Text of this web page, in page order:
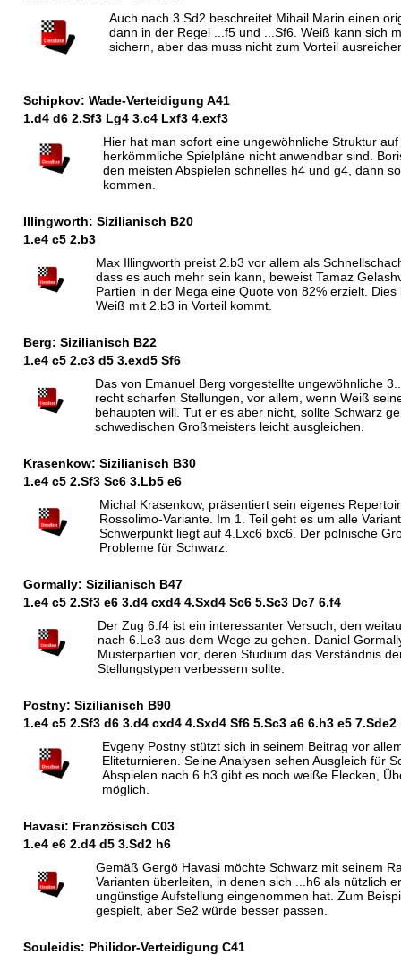
Auch nach 3.Sd2 beschreitet Mihail Marin einen
dann in der Regel ...f5 und ...Sf6. Weiß kann sich
sichern, aber das muss nicht zum Vorteil
Schipkov: Wade-Verteidigung A41
1.d4 d6 2.Sf3 Lg4 3.c4 Lxf3 4.exf3
Hier hat man sofort eine ungewöhnliche Struktur
herkömmliche Spielpläne nicht anwendbar sind.
den meisten Abspielen schnelles h4 und g4, dann
kommen.
Illingworth: Sizilianisch B20
1.e4 c5 2.b3
Max Illingworth preist 2.b3 vor allem als
dass es auch mehr sein kann, beweist Tamaz
Partien in der Mega eine Quote von 82% erzielt.
Weiß mit 2.b3 in Vorteil kommt.
Berg: Sizilianisch B22
1.e4 c5 2.c3 d5 3.exd5 Sf6
Das von Emanuel Berg vorgestellte ungewöhnliche
recht scharfen Stellungen, vor allem, wenn Weiß
behaupten will. Tut er es aber nicht, sollte Schwarz
schwedischen Großmeisters leicht ausgleichen.
Krasenkow: Sizilianisch B30
1.e4 c5 2.Sf3 Sc6 3.Lb5 e6
Michal Krasenkow, präsentiert sein eigenes
Rossolimo-Variante. Im 1. Teil geht es um alle
Schwerpunkt liegt auf 4.Lxc6 bxc6. Der polnische
Probleme für Schwarz.
Gormally: Sizilianisch B47
1.e4 c5 2.Sf3 e6 3.d4 cxd4 4.Sxd4 Sc6 5.Sc3 Dc7 6.f4
Der Zug 6.f4 ist ein interessanter Versuch, den
nach 6.Le3 aus dem Wege zu gehen. Daniel
Musterpartien vor, deren Studium das Verständnis
Stellungstypen verbessern sollte.
Postny: Sizilianisch B90
1.e4 c5 2.Sf3 d6 3.d4 cxd4 4.Sxd4 Sf6 5.Sc3 a6 6.h3 e5 7.Sde2
Evgeny Postny stützt sich in seinem Beitrag vor
Eliteturnieren. Seine Analysen sehen Ausgleich für
Abspielen nach 6.h3 gibt es noch weiße Flecken,
möglich.
Havasi: Französisch C03
1.e4 e6 2.d4 d5 3.Sd2 h6
Gemäß Gergö Havasi möchte Schwarz mit seinem
Varianten überleiten, in denen sich ...h6 als nützlich
ungünstige Aufstellung eingenommen hat. Zum
gespielt, aber Se2 würde besser passen.
Souleidis: Philidor-Verteidigung C41